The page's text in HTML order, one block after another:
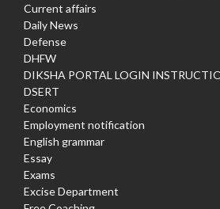
Current affairs
Daily News
Defense
DHFW
DIKSHA PORTAL LOGIN
DSERT
Economics
Employment notification
English grammar
Essay
Exams
Excise Department